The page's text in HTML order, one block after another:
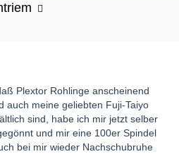
Plextor Rohlinge anscheinend
auch meine geliebten Fuji-Taiyo
sind, habe ich mir jetzt selber
und mir eine 100er Spindel
bei mir wieder Nachschubruhe